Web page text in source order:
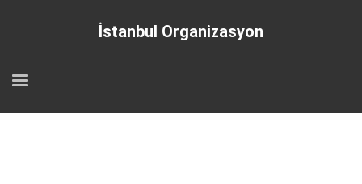
İstanbul Organizasyon